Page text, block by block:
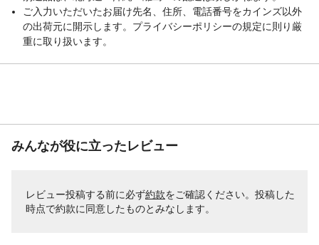
ご入力いただいたお届け先名、住所、電話番号をカインズ以外
の出荷元に開示します。プライバシーポリシーの規定に則り厳
重に取り扱います。
みんなが役に立ったレビュー
レビュー投稿する前に必ず約款をご確認ください。投稿した
時点で約款に同意したものとみなします。